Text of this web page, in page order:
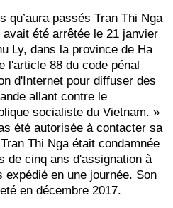
qu’aura passés Tran Thi Nga
été arrêtée le 21 janvier
Ly, dans la province de Ha
l'article 88 du code pénal
d'Internet pour diffuser des
allant contre le
socialiste du Vietnam. »
été autorisée à contacter sa
Thi Nga était condamnée
de cinq ans d'assignation à
expédié en une journée. Son
en décembre 2017.